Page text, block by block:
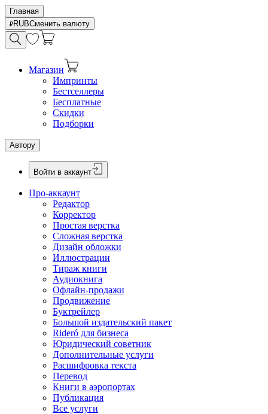
Главная
RUBСменить валюту
Магазин
Импринты
Бестселлеры
Бесплатные
Скидки
Подборки
Автору
Войти в аккаунт
Про-аккаунт
Редактор
Корректор
Простая верстка
Сложная верстка
Дизайн обложки
Иллюстрации
Тираж книги
Аудиокнига
Офлайн-продажи
Продвижение
Буктрейлер
Большой издательский пакет
Rideró для бизнеса
Юридический советник
Дополнительные услуги
Расшифровка текста
Перевод
Книги в аэропортах
Публикация
Все услуги